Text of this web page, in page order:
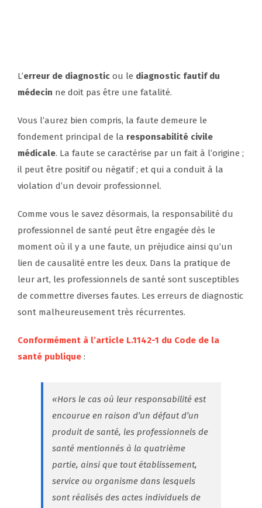
L’erreur de diagnostic ou le diagnostic fautif du
médecin ne doit pas être une fatalité.
Vous l’aurez bien compris, la faute demeure le
fondement principal de la responsabilité civile
médicale. La faute se caractérise par un fait à l’origine ;
il peut être positif ou négatif ; et qui a conduit à la
violation d’un devoir professionnel.
Comme vous le savez désormais, la responsabilité du
professionnel de santé peut être engagée dès le
moment où il y a une faute, un préjudice ainsi qu’un
lien de causalité entre les deux. Dans la pratique de
leur art, les professionnels de santé sont susceptibles
de commettre diverses fautes. Les erreurs de diagnostic
sont malheureusement très récurrentes.
Conformément à l’article L.1142-1 du Code de la
santé publique :
«Hors le cas où leur responsabilité est
encourue en raison d’un défaut d’un
produit de santé, les professionnels de
santé mentionnés à la quatrième
partie, ainsi que tout établissement,
service ou organisme dans lesquels
sont réalisés des actes individuels de